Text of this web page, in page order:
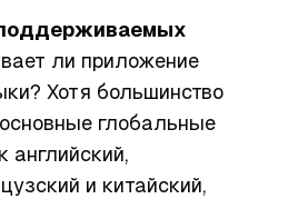
ли приложение
Хотя большинство
глобальные
английский,
и китайский,